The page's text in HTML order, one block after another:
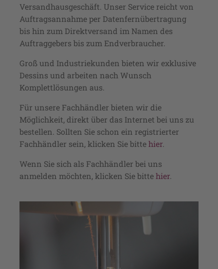
Versandhausgeschäft. Unser Service reicht von
Auftragsannahme per Datenfernübertragung
bis hin zum Direktversand im Namen des
Auftraggebers bis zum Endverbraucher.
Groß und Industriekunden bieten wir exklusive
Dessins und arbeiten nach Wunsch
Komplettlösungen aus.
Für unsere Fachhändler bieten wir die
Möglichkeit, direkt über das Internet bei uns zu
bestellen. Sollten Sie schon ein registrierter
Fachhändler sein, klicken Sie bittehier.
Wenn Sie sich als Fachhändler bei uns
anmelden möchten, klicken Sie bittehier.